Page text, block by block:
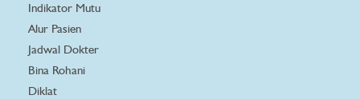
Indikator Mutu
Alur Pasien
Jadwal Dokter
Bina Rohani
Diklat